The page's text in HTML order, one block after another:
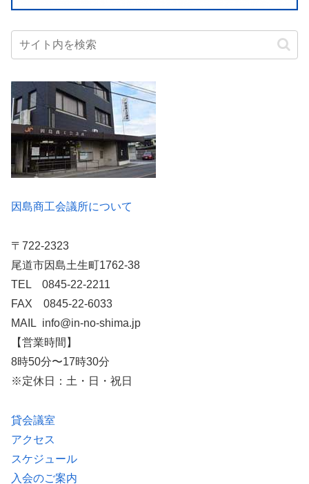
因島商工会議所について
〒722-2323
尾道市因島土生町1762-38
TEL 0845-22-2211
FAX 0845-22-6033
MAIL info@in-no-shima.jp
【営業時間】
8時50分〜17時30分
※定休日：土・日・祝日
貸会議室
アクセス
スケジュール
入会のご案内